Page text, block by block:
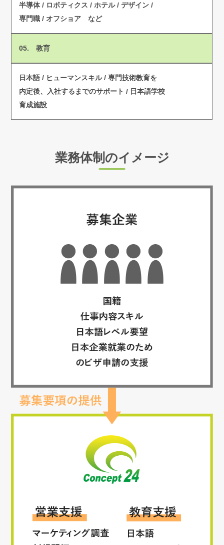
半導体 / ロボティクス / ホテル / デザイン /
専門職 / オフショア など
05. 教育
日本語 / ヒューマンスキル / 専門技術教育を
内定後、入社するまでのサポート / 日本語学校
育成施設
業務体制のイメージ